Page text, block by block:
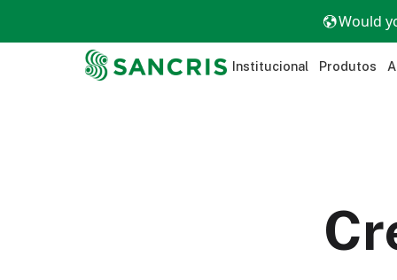
Would
Institucional Produtos